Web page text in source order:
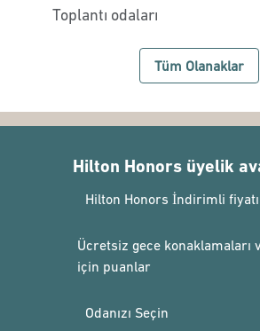
Toplantı odaları
Tüm Olanaklar
Hilton Honors üyelik
Hilton Honors İndirimli fiyatı
Ücretsiz gece konaklamaları
için puanlar
Odanızı Seçin